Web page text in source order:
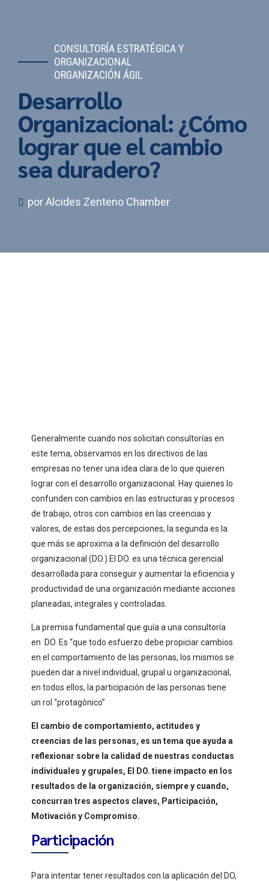
CONSULTORÍA ESTRATÉGICA Y
ORGANIZACIONAL
ORGANIZACIÓN ÁGIL
Desarrollo
Organizacional: ¿Cómo
lograr que el cambio
sea duradero?
por Alcides Zenteno Chamber
Generalmente cuando nos solicitan consultorías en
este tema, observamos en los directivos de las
empresas no tener una idea clara de lo que quieren
lograr con el desarrollo organizacional. Hay quienes lo
confunden con cambios en las estructuras y procesos
de trabajo, otros con cambios en las creencias y
valores, de estas dos percepciones, la segunda es la
que más se aproxima a la definición del desarrollo
organizacional (DO.) El DO. es una técnica gerencial
desarrollada para conseguir y aumentar la eficiencia y
productividad de una organización mediante acciones
planeadas, integrales y controladas.
La premisa fundamental que guía a una consultoría
en DO. Es “que todo esfuerzo debe propiciar cambios
en el comportamiento de las personas, los mismos se
pueden dar a nivel individual, grupal u organizacional,
en todos ellos, la participación de las personas tiene
un rol “protagónico”
El cambio de comportamiento, actitudes y
creencias de las personas, es un tema que ayuda a
reflexionar sobre la calidad de nuestras conductas
individuales y grupales, El DO. tiene impacto en los
resultados de la organización, siempre y cuando,
concurran tres aspectos claves, Participación,
Motivación y Compromiso.
Participación
Para intentar tener resultados con la aplicación del DO,